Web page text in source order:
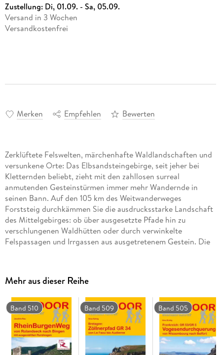
Zustellung: Di, 01.09. - Sa, 05.09.
Versand in 3 Wochen
Versandkostenfrei
Merken Empfehlen Bewerten
Zerklüftete Felswelten, märchenhafte Waldlandschaften und
versunkene Orte: Das Elbsandsteingebirge, seit jeher bei
Kletternden beliebt, zieht mit den zahllosen surreal
anmutenden Gesteinstürmen immer mehr Wandernde in
seinen Bann. Auf den 105 km des Weitwanderweges
Forststeig durchkämmen Sie die ausdrucksstarke Landschaft
des Mittelgebirges: ob über ausgesetzte Pfade hin zu
verschlungenen Waldhütten oder durch verwinkelte
Felspassagen und Irrgassen aus ausgetretenem Gestein. Die
Forststeig lädt zu einer atmosphärischen Wildniswanderung
ein, die in Deutschland seinesgleichen sucht: Zahlreiche
einsame Biwakplätze sowie verlassene, urige
Selbstversorgerhütten erlauben, die Nacht abseits der
Zivilisation an dem schroffen Gestein und in den dichten
Wäldern an den hohen Tafelbergen zu verbringen. Wer
braucht da noch die beschwerliche Reise nach Kanada
Mehr aus dieser Reihe
Band 510 Band 509 Band 505